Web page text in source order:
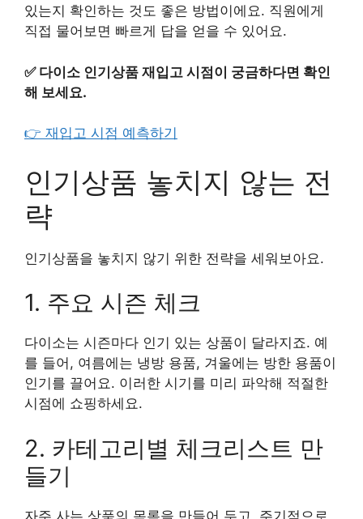
있는지 확인하는 것도 좋은 방법이에요. 직원에게
직접 물어보면 빠르게 답을 얻을 수 있어요.
✅ 다이소 인기상품 재입고 시점이 궁금하다면 확인
해 보세요.
👉 재입고 시점 예측하기
인기상품 놓치지 않는 전
략
인기상품을 놓치지 않기 위한 전략을 세워보아요.
1. 주요 시즌 체크
다이소는 시즌마다 인기 있는 상품이 달라지죠. 예
를 들어, 여름에는 냉방 용품, 겨울에는 방한 용품이
인기를 끌어요. 이러한 시기를 미리 파악해 적절한
시점에 쇼핑하세요.
2. 카테고리별 체크리스트 만
들기
자주 사는 상품의 목록을 만들어 두고, 주기적으로